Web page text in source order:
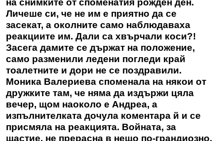
Личеше си, че не им е приятно да се
засекат, а околните само наблюдаваха
реакциите им. Дали са хвърчали коси?!
Засега дамите се държат на положение,
само разменили ледени погледи край
тоалетните и дори не се поздравили.
Моника Валериева споменала на някои от
дружките там, че няма да издържи цяла
вечер, щом наоколо е Андреа, а
изпълнителката дочула коментара й и се
присмяла на реакцията. Войната, за
щастие, не прерасна в нещо по-грандиозно,